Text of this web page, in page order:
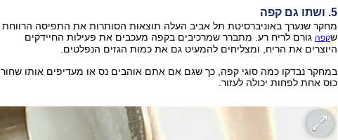
5. ושתו גם קפה
מחקר שנערך באוניברסיטת תל אביב העלה תוצאות הסותרות את התפיסה הרווחת
שקפהגורם לריח רע. מתברר שמרכיבים בקפה מעכבים את פעילות החיידקים
היוצרים את הריח, ומצליחים להמעיט גם את כמות הגזים הנפלטים.
במחקר נבדקו כמה סוגי קפה, כך שגם אם אתם אוהבים נס או מעדיפים אותו שחור,
כוס אחת לפחות יכולה לעזור.